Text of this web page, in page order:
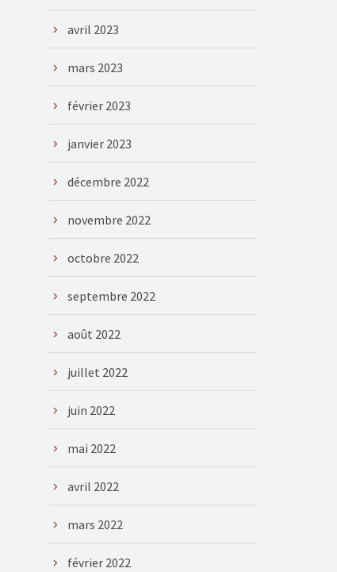
avril 2023
mars 2023
février 2023
janvier 2023
décembre 2022
novembre 2022
octobre 2022
septembre 2022
août 2022
juillet 2022
juin 2022
mai 2022
avril 2022
mars 2022
février 2022